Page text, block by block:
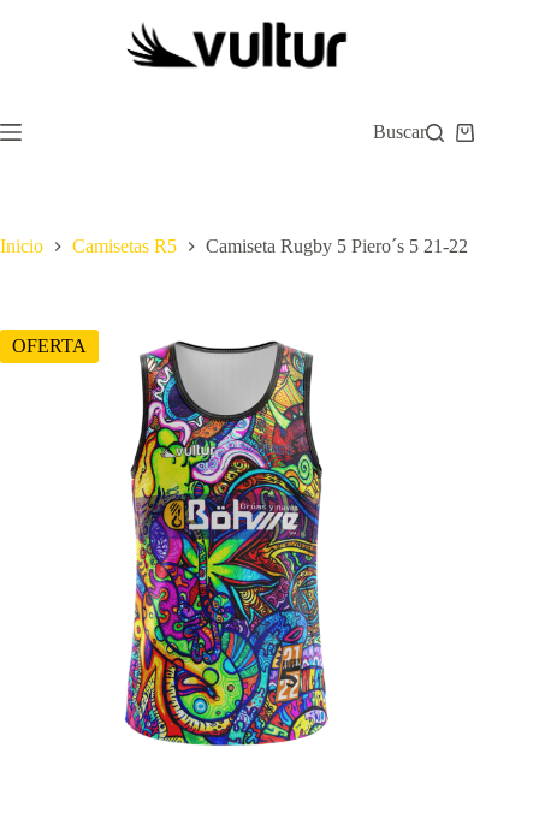
Buscar
Carro
Inicio Camisetas R5 Camiseta Rugby 5 Piero´s 5 21-22
OFERTA